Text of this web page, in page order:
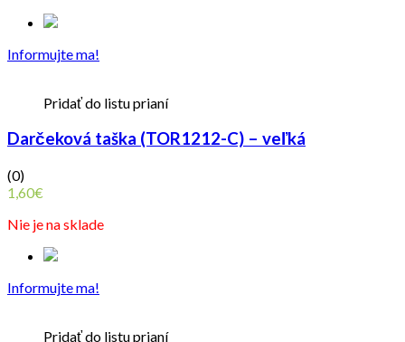
Informujte ma!
Pridať do listu prianí
Darčeková taška (TOR1212-C) – veľká
(0)
1,60€
Nie je na sklade
Informujte ma!
Pridať do listu prianí